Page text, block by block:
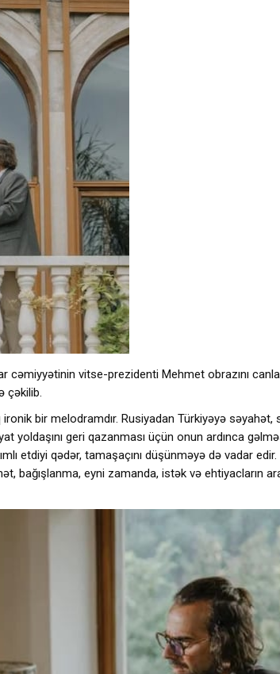
vitse-prezidenti Mehmet obrazını
çəkilib.
ironik bir melodramdır. Rusiyadan Türkiyəyə səyahət,
yoldaşını geri qazanması üçün onun ardınca
etdiyi qədər, tamaşaçını düşünməyə də vadar
eyni zamanda, istək və ehtiyacların